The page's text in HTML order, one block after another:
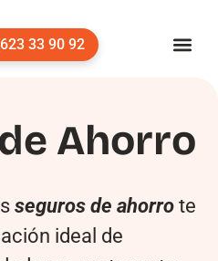
623 33 90 92
Ahorro
seguros de ahorro te
ideal de